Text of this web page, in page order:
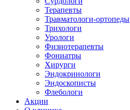
Терапевты
Травматологи-ортопеды
Трихологи
Урологи
Физиотерапевты
Фониатры
Хирурги
Эндокринологи
Эндоскописты
Флебологи
Акции